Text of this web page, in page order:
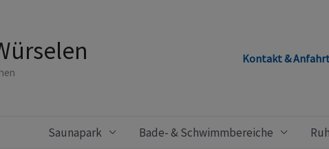
Kontakt &
Saunapark Bade- & Schwimmbereiche